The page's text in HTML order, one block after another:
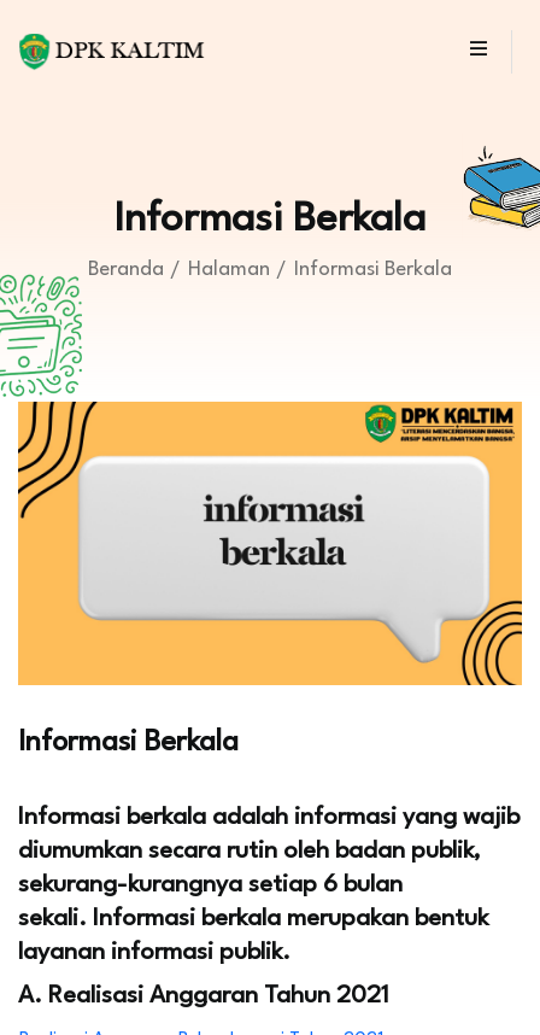
Informasi Berkala
Beranda Halaman Informasi Berkala
Informasi Berkala
Informasi berkala adalah informasi yang wajib
diumumkan secara rutin oleh badan publik,
sekurang-kurangnya setiap 6 bulan
sekali. Informasi berkala merupakan bentuk
layanan informasi publik.
A. Realisasi Anggaran Tahun 2021